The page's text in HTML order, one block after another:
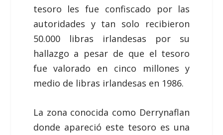
tesoro les fue confiscado por las
autoridades y tan solo recibieron
50.000 libras irlandesas por su
hallazgo a pesar de que el tesoro
fue valorado en cinco millones y
medio de libras irlandesas en 1986.
La zona conocida como Derrynaflan
donde apareció este tesoro es una